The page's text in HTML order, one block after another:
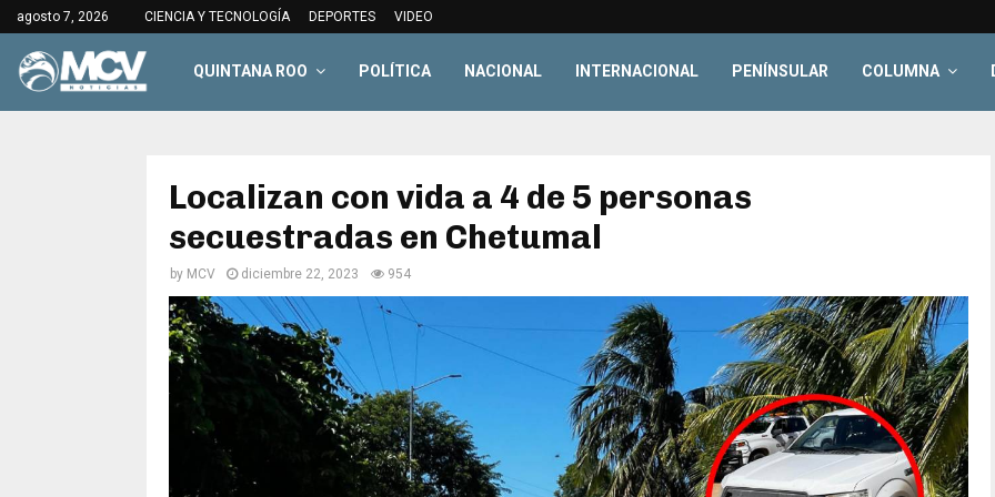
agosto 7, 2026 CIENCIA Y TECNOLOGÍA DEPORTES VIDEO
QUINTANA ROO POLÍTICA NACIONAL INTERNACIONAL PENÍNSULAR COLUMNA
Localizan con vida a 4 de 5 personas
secuestradas en Chetumal
by MCV diciembre 22, 2023 954